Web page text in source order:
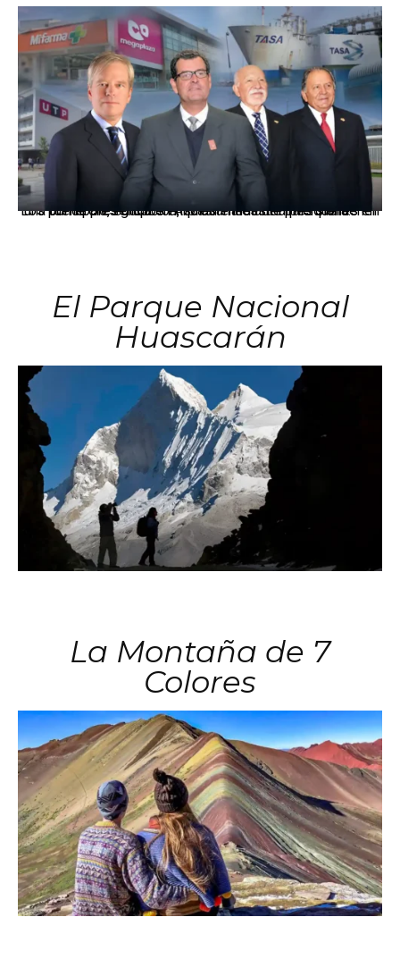
Los principales grupos empresariales del país mantienen una fuerte presencia en Áncash mediante inversiones en comercio, educación, salud e industria pesquera.
El Parque Nacional
Huascarán
La Montaña de 7
Colores